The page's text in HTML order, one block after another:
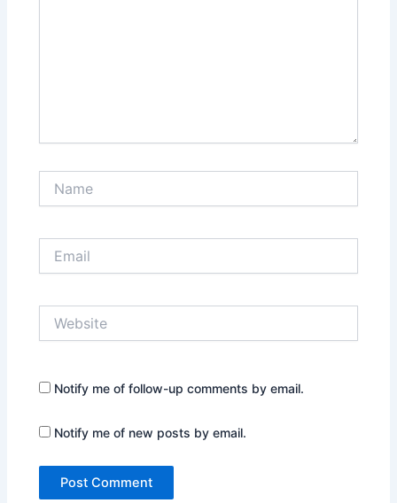
Notify me of follow-up comments by email.
Notify me of new posts by email.